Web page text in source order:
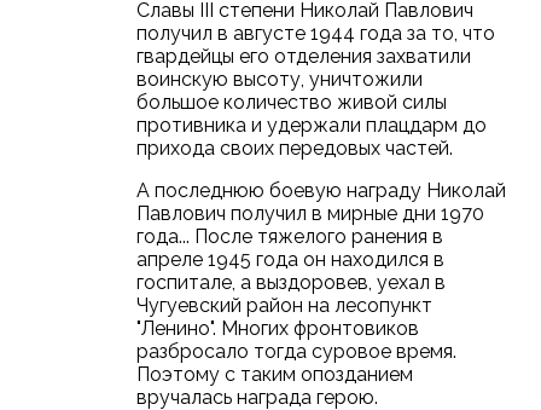
Славы III степени Николай Павлович
получил в августе 1944 года за то, что
гвардейцы его отделения захватили
воинскую высоту, уничтожили
большое количество живой силы
противника и удержали плацдарм до
прихода своих передовых частей.
А последнюю боевую награду Николай
Павлович получил в мирные дни 1970
года... После тяжелого ранения в
апреле 1945 года он находился в
госпитале, а выздоровев, уехал в
Чугуевский район на лесопункт
"Ленино". Многих фронтовиков
разбросало тогда суровое время.
Поэтому с таким опозданием
вручалась награда герою.